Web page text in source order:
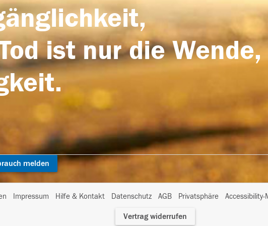
ist nur die
melden
Impressum Hilfe & Kontakt Datenschutz AGB Privatsphäre
I
Vertrag widerrufen